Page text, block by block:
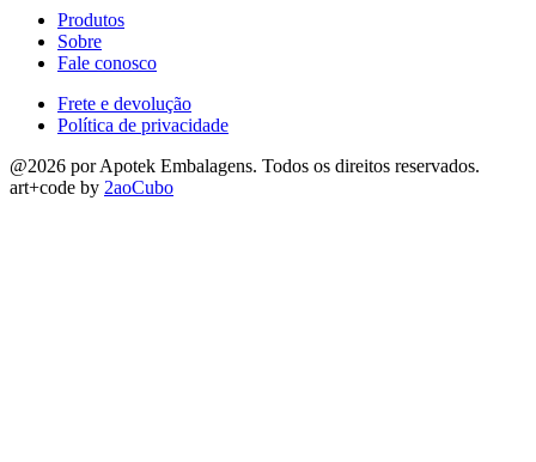
Produtos
Sobre
Fale conosco
Frete e devolução
Política de privacidade
@2026 por Apotek Embalagens. Todos os direitos reservados.
art+code by 2aoCubo